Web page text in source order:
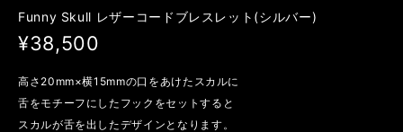
Funny Skull レザーコードブレスレット(シルバー)
¥38,500
高さ20mm×横15mmの口をあけたスカルに
舌をモチーフにしたフックをセットすると
スカルが舌を出したデザインとなります。